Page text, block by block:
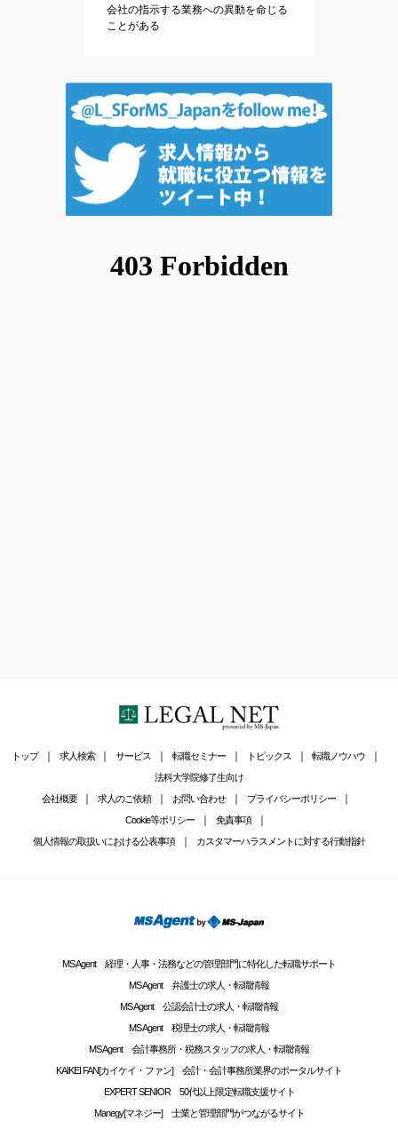
会社の指示する業務への異動を命じる
ことがある
トップ 求人検索 サービス 転職セミナー トピックス
転職ノウハウ
法科大学院修了生向け
会社概要
求人のご依頼 お問い合わせ
プライバシーポリシー
Cookie等ポリシー
免責事項
個人情報の取扱いにおける公表事項
カスタマーハラスメントに対する行動指針
MS Agent 経理・人事・法務などの管理部門に特化した転職サポート
MS Agent 弁護士の求人・転職情報
MS Agent 公認会計士の求人・転職情報
MS Agent 税理士の求人・転職情報
MS Agent 会計事務所・税務スタッフの求人・転職情報
KAIKEI FAN[カイケイ・ファン] 会計・会計事務所業界のポータルサイト
EXPERT SENIOR 50代以上限定転職支援サイト
Manegy[マネジー] 士業と管理部門がつながるサイト